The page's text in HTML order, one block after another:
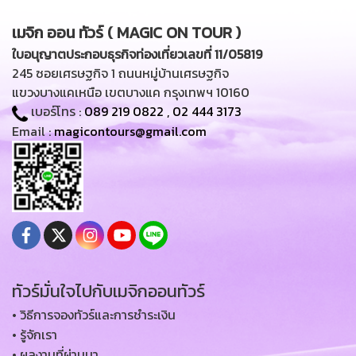
เมจิก ออน ทัวร์ ( MAGIC ON TOUR )
ใบอนุญาตประกอบธุรกิจท่องเที่ยวเลขที่ 11/05819
245 ซอยเศรษฐกิจ 1 ถนนหมู่บ้านเศรษฐกิจ
แขวงบางแคเหนือ เขตบางแค กรุงเทพฯ 10160
เบอร์โทร :089 219 0822 , 02 444 3173
Email :magicontours@gmail.com
ทัวร์มั่นใจไปกับเมจิกออนทัวร์
• วิธีการจองทัวร์และการชำระเงิน
• รู้จักเรา